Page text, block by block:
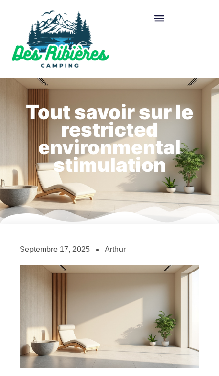
Tout savoir sur le
restricted
environmental
stimulation
Septembre 17, 2025 Arthur